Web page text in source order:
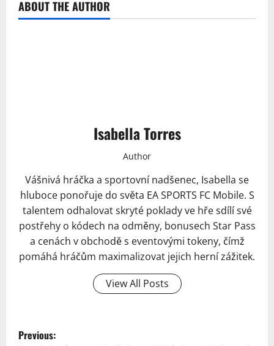
ABOUT THE AUTHOR
Isabella Torres
Author
Vášnivá hráčka a sportovní nadšenec, Isabella se
hluboce ponořuje do světa EA SPORTS FC Mobile. S
talentem odhalovat skryté poklady ve hře sdílí své
postřehy o kódech na odměny, bonusech Star Pass
a cenách v obchodě s eventovými tokeny, čímž
pomáhá hráčům maximalizovat jejich herní zážitek.
View All Posts
P
Previous: